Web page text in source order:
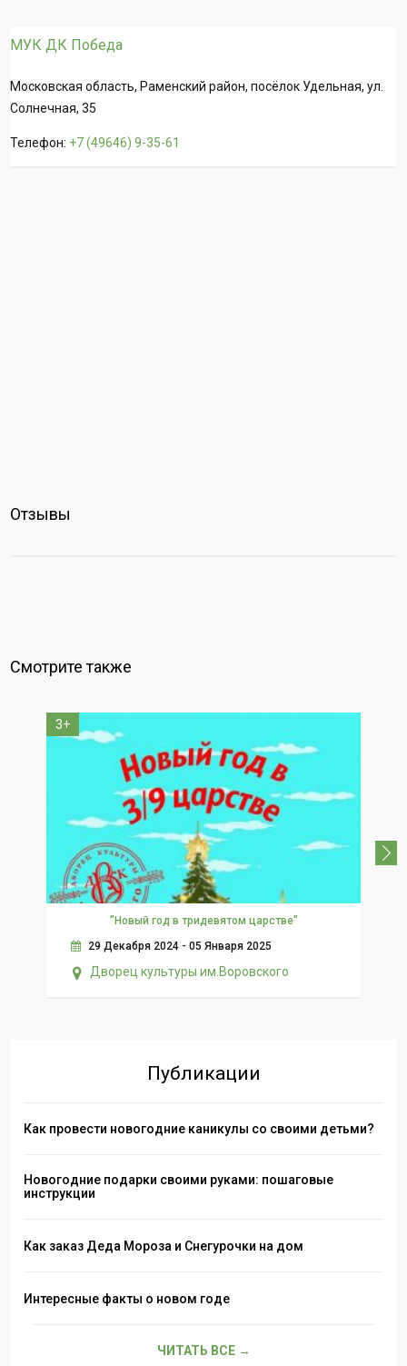
МУК ДК Победа
Московская область, Раменский район, посёлок Удельная, ул.
Солнечная, 35
Телефон: +7 (49646) 9-35-61
Отзывы
Смотрите также
3+
"Новый год в тридевятом царстве"
29 Декабря 2024 - 05 Января 2025
Дворец культуры им.Воровского
Публикации
Как провести новогодние каникулы со своими детьми?
Новогодние подарки своими руками: пошаговые
инструкции
Как заказ Деда Мороза и Снегурочки на дом
Интересные факты о новом годе
ЧИТАТЬ ВСЕ →